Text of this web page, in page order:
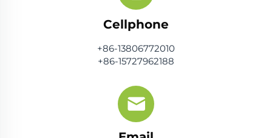
Cellphone
+86-13806772010
+86-15727962188